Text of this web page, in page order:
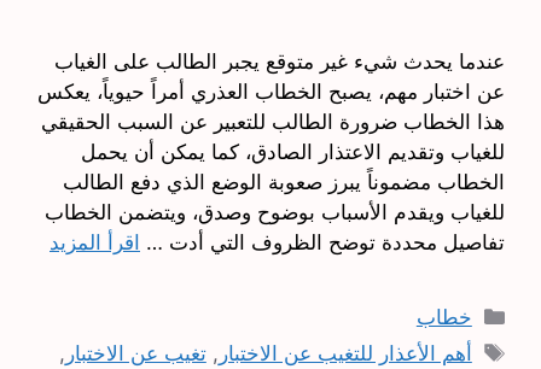
عندما يحدث شيء غير متوقع يجبر الطالب على الغياب
عن اختبار مهم، يصبح الخطاب العذري أمراً حيوياً، يعكس
هذا الخطاب ضرورة الطالب للتعبير عن السبب الحقيقي
للغياب وتقديم الاعتذار الصادق، كما يمكن أن يحمل
الخطاب مضموناً يبرز صعوبة الوضع الذي دفع الطالب
للغياب ويقدم الأسباب بوضوح وصدق، ويتضمن الخطاب
تفاصيل محددة توضح الظروف التي أدت … اقرأ المزيد
التصنيفات
خطاب
الوسوم
أهم الأعذار للتغيب عن الاختبار ,تغيب عن الاختبار ,